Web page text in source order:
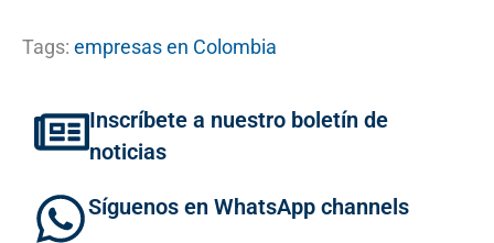
Tags: empresas en Colombia
Inscríbete a nuestro boletín de
noticias
Síguenos en WhatsApp channels